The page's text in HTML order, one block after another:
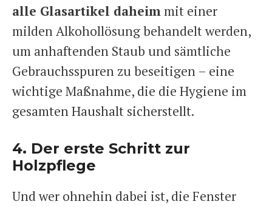
alle Glasartikel daheim mit einer
milden Alkohollösung behandelt werden,
um anhaftenden Staub und sämtliche
Gebrauchsspuren zu beseitigen – eine
wichtige Maßnahme, die die Hygiene im
gesamten Haushalt sicherstellt.
4. Der erste Schritt zur
Holzpflege
Und wer ohnehin dabei ist, die Fenster